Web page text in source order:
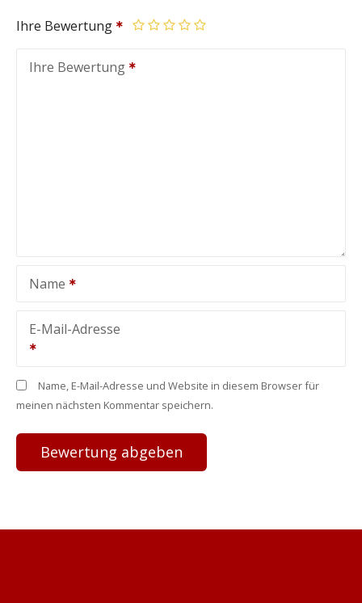
Ihre Bewertung
Ihre Bewertung
Name
E-Mail-Adresse
Name, E-Mail-Adresse und Website in diesem Browser für
meinen nächsten Kommentar speichern.